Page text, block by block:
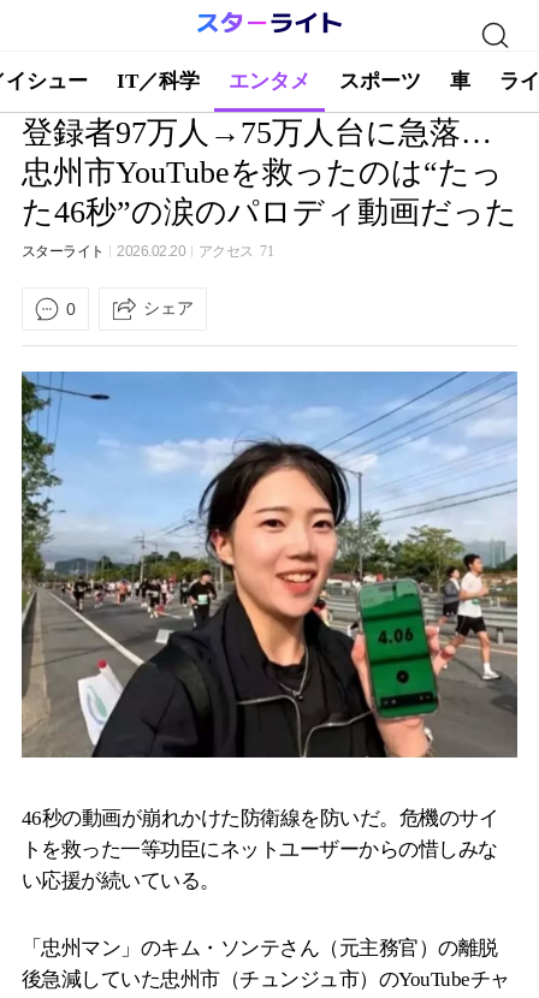
イシュー IT／科学 エンタメ スポーツ 車 ラ
登録者97万人→75万人台に急落…
忠州市YouTubeを救ったのは“たっ
た46秒”の涙のパロディ動画だった
スターライト 2026.02.20 アクセス 71
0 シェア
46秒の動画が崩れかけた防衛線を防いだ。危機のサイ
トを救った一等功臣にネットユーザーからの惜しみな
い応援が続いている。
「忠州マン」のキム・ソンテさん（元主務官）の離脱
後急減していた忠州市（チュンジュ市）のYouTubeチャ